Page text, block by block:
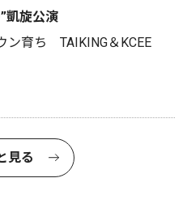
凱旋公演
ン育ち TAIKING＆KCEE
見る